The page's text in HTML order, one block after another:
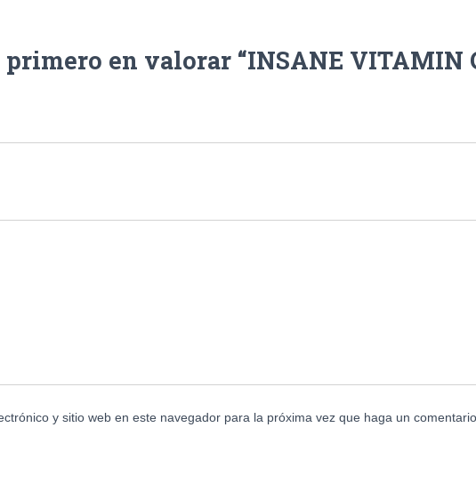
primero en valorar “INSANE VITAMIN
y sitio web en este navegador para la próxima vez que haga un